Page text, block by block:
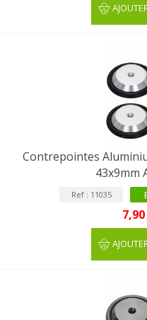
Contrepointes
43x9mm
Ref : 11035